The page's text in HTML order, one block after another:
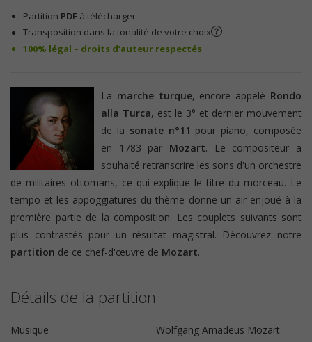
Partition PDF à télécharger
Transposition dans la tonalité de votre choix
100% légal – droits d’auteur respectés
La marche turque, encore appelé Rondo
alla Turca, est le 3° et dernier mouvement
de la sonate n°11 pour piano, composée
en 1783 par Mozart. Le compositeur a
souhaité retranscrire les sons d'un orchestre
de militaires ottomans, ce qui explique le titre du morceau. Le
tempo et les appoggiatures du thème donne un air enjoué à la
première partie de la composition. Les couplets suivants sont
plus contrastés pour un résultat magistral. Découvrez notre
partition de ce chef-d'œuvre de Mozart.
Détails de la partition
Musique
Wolfgang Amadeus Mozart